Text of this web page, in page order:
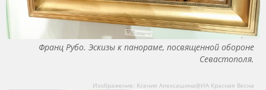
Франц Рубо. Эскизы к панораме, посвященной обороне
Севастополя.
Изображение: Ксения Алексашина@ИА Красная Весна